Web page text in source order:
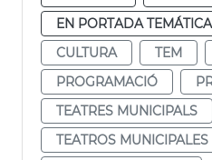
EN PORTADA TEMÁTICA
CULTURA
TEM
PROGRAMACIÓ
TEATRES MUNICIPALS
TEATROS MUNICIPALES